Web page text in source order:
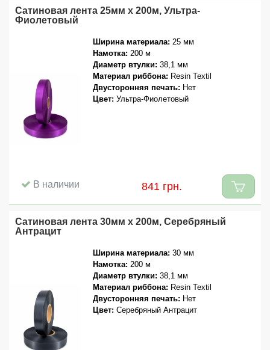
Сатиновая лента 25мм x 200м, Ультра-
Фиолетовый
Ширина материала: 25 мм
Намотка: 200 м
Диаметр втулки: 38,1 мм
Материал риббона: Resin Textil
Двусторонняя печать: Нет
Цвет: Ультра-Фиолетовый
В наличии 841 грн.
Сатиновая лента 30мм x 200м, Серебряный
Антрацит
Ширина материала: 30 мм
Намотка: 200 м
Диаметр втулки: 38,1 мм
Материал риббона: Resin Textil
Двусторонняя печать: Нет
Цвет: Серебряный Антрацит